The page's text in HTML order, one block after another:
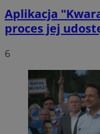
Aplikacja
proces jej
6